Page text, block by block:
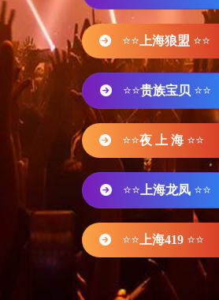
⭐⭐ 上海狼盟 ⭐⭐
⭐⭐贵族宝贝 ⭐⭐
⭐⭐夜 上 海 ⭐⭐
⭐⭐ 上海龙凤 ⭐⭐
⭐⭐ 上海419 ⭐⭐